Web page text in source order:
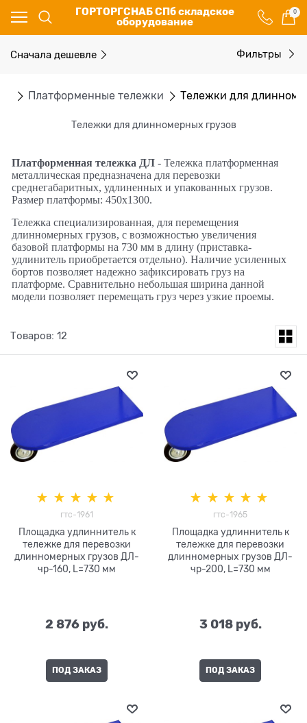
ГОРТОРГСНАБ СПб складское
оборудование
0
Платформенные тележки Тележки для
Тележки для длинномерных грузов
Платформенная тележка ДЛ - Тележка платформенная
металлическая предназначена для перевозки
среднегабаритных, удлиненных и упакованных грузов.
Размер платформы: 450х1300.
Тележка специализированная, для перемещения
длинномерных грузов, с возможностью увеличения
базовой платформы на 730 мм в длину (приставка-
удлинитель приобретается отдельно). Наличие усиленных
бортов позволяет надежно зафиксировать груз на
платформе. Сравнительно небольшая ширина данной
модели позволяет перемещать груз через узкие проемы.
Сначала дешевле Фильтры
Товаров: 12
гтс-1961
Площадка удлиннитель к
тележке для перевозки
длинномерных грузов ДЛ-
чр-160, L=730 мм
2 876 руб.
ПОД ЗАКАЗ
гтс-1965
Площадка удлиннитель к
тележке для перевозки
длинномерных грузов ДЛ-
чр-200, L=730 мм
3 018 руб.
ПОД ЗАКАЗ